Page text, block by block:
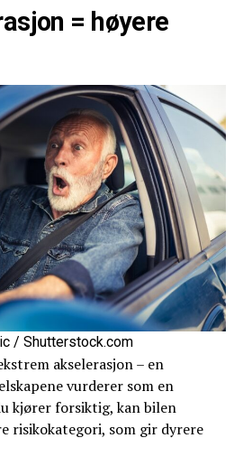
= høyere
/ Shutterstock.com
akselerasjon – en
vurderer som en
kjører forsiktig, kan bilen
risikokategori, som gir dyrere